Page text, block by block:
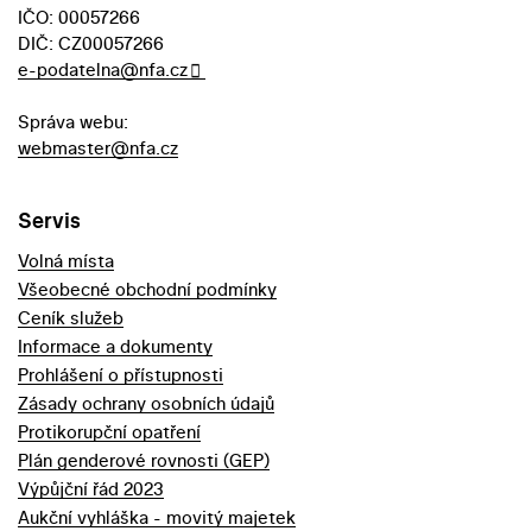
IČO: 00057266
DIČ: CZ00057266
e-podatelna@nfa.cz
Správa webu:
webmaster@nfa.cz
Servis
Volná místa
Všeobecné obchodní podmínky
Ceník služeb
Informace a dokumenty
Prohlášení o přístupnosti
Zásady ochrany osobních údajů
Protikorupční opatření
Plán genderové rovnosti (GEP)
Výpůjční řád 2023
Aukční vyhláška - movitý majetek